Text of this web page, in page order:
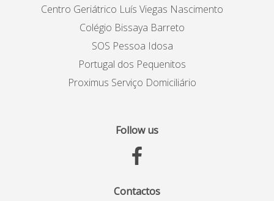
Centro Geriátrico Luís Viegas Nascimento
Colégio Bissaya Barreto
SOS Pessoa Idosa
Portugal dos Pequenitos
Proximus Serviço Domiciliário
Follow us
Contactos